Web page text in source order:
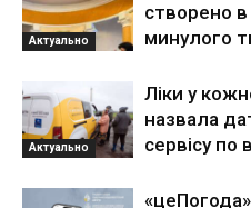
Актуально
створено в
минулого
Актуально
Ліки у
назвала
сервісу по